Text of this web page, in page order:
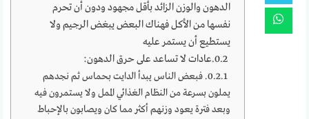
الدهون والوزن الزائد بأقل مجهود ودون أن تحرم
نفسها من الأكل فهناك البعض يبغض الرجيم ولا
يستطيع أن يستمر عليه
عادات لا تساعد على حرق الدهون:
فبعض الناس يبدأ الدايت بحماس ثم نجدهم
يملون بسرعة من النظام الغذائي الممل ولا يستمرون فيه
وبعد فترة يعود وزنهم أكثر مما كان ويصابون بالإحباط